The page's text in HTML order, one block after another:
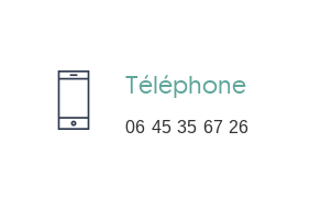
Téléphone
06 45 35 67 26